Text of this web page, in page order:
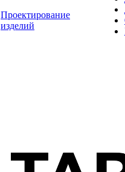
Проектирование
изделий